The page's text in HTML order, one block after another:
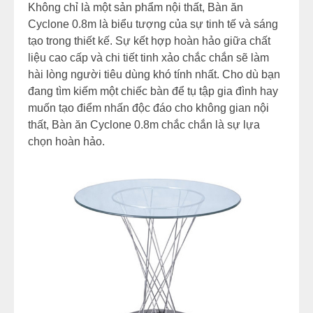
Không chỉ là một sản phẩm nội thất, Bàn ăn
Cyclone 0.8m là biểu tượng của sự tinh tế và sáng
tạo trong thiết kế. Sự kết hợp hoàn hảo giữa chất
liệu cao cấp và chi tiết tinh xảo chắc chắn sẽ làm
hài lòng người tiêu dùng khó tính nhất. Cho dù bạn
đang tìm kiếm một chiếc bàn để tụ tập gia đình hay
muốn tạo điểm nhấn độc đáo cho không gian nội
thất, Bàn ăn Cyclone 0.8m chắc chắn là sự lựa
chọn hoàn hảo.